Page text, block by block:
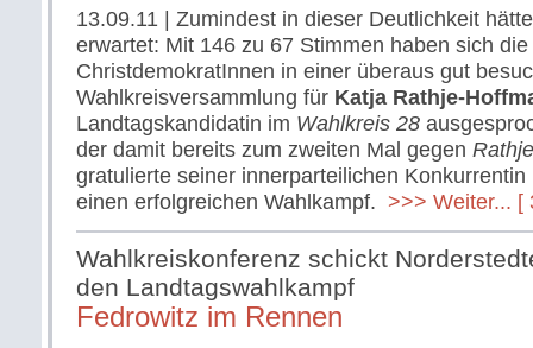
13.09.11 | Zumindest in dieser Deutlichkeit
erwartet: Mit 146 zu 67 Stimmen haben sich die
ChristdemokratInnen in einer überaus gut
Wahlkreisversammlung für Katja Rathje-
Landtagskandidatin im Wahlkreis 28
der damit bereits zum zweiten Mal gegen
gratulierte seiner innerparteilichen
einen erfolgreichen Wahlkampf. >>> Weiter... [
Wahlkreiskonferenz schickt
den Landtagswahlkampf
Fedrowitz im Rennen